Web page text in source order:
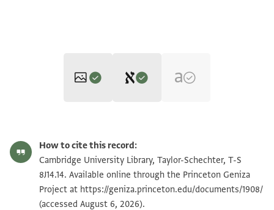
S. D. Goitein's unpublished edition (1950–85).
Recto:
עבדו ומודה חסדו השוגה בא[הבתו
ישועה בר אלעזר שמאע
T-S 8J14.14 1v Zoom and Rotate
Recto, upper margin:
ואלגואב סרעה
Image Permissions Statement
How to cite this record:
Cambridge University Library, Taylor-Schechter, T-S
8J14.14. Available online through the Princeton Geniza
Project at https://geniza.princeton.edu/documents/1908/
(accessed August 6, 2026).